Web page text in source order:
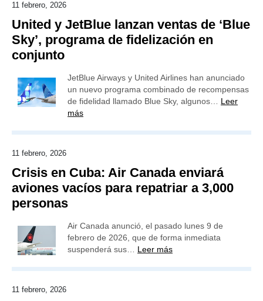
11 febrero, 2026
United y JetBlue lanzan ventas de ‘Blue
Sky’, programa de fidelización en
conjunto
JetBlue Airways y United Airlines han anunciado
un nuevo programa combinado de recompensas
de fidelidad llamado Blue Sky, algunos… Leer
más
11 febrero, 2026
Crisis en Cuba: Air Canada enviará
aviones vacíos para repatriar a 3,000
personas
Air Canada anunció, el pasado lunes 9 de
febrero de 2026, que de forma inmediata
suspenderá sus… Leer más
11 febrero, 2026